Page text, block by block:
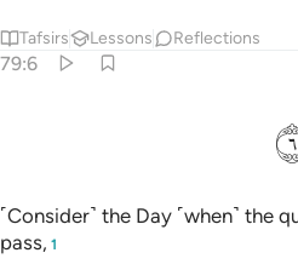
Tafsirs Lessons Reflections
79:6
˹Consider˺ the Day ˹when˺ the
pass, 1